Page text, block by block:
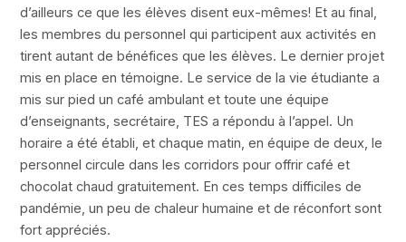
d’ailleurs ce que les élèves disent eux-mêmes! Et au final,
les membres du personnel qui participent aux activités en
tirent autant de bénéfices que les élèves. Le dernier projet
mis en place en témoigne. Le service de la vie étudiante a
mis sur pied un café ambulant et toute une équipe
d’enseignants, secrétaire, TES a répondu à l’appel. Un
horaire a été établi, et chaque matin, en équipe de deux, le
personnel circule dans les corridors pour offrir café et
chocolat chaud gratuitement. En ces temps difficiles de
pandémie, un peu de chaleur humaine et de réconfort sont
fort appréciés.